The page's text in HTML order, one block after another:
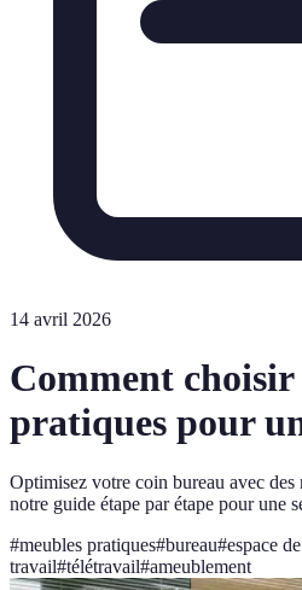
14 avril 2026
Comment choisir
pratiques pour
Optimisez votre coin bureau avec des
notre guide étape par étape pour une
#meubles pratiques#bureau#espace de
travail#télétravail#ameublement